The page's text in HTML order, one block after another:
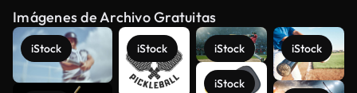
Imágenes de Archivo Gratuitas
iStock iStock iStock
iStock
iStock